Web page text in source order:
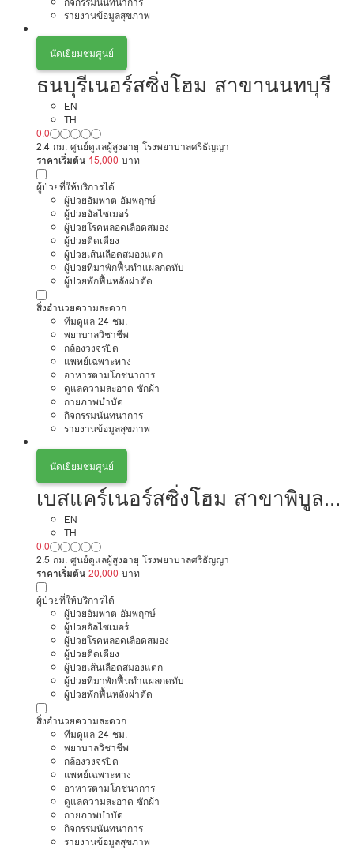
รายงานข้อมูลสุขภาพ
นัดเยี่ยมชมศูนย์
ธนบุรีเนอร์สซิ่งโฮม สาขานนทบุรี
EN
TH
0.0
2.4 กม. ศูนย์ดูแลผู้สูงอายุ โรงพยาบาลศรีธัญญา
ราคาเริ่มต้น 15,000 บาท
ผู้ป่วยที่ให้บริการได้
ผู้ป่วยอัมพาต อัมพฤกษ์
ผู้ป่วยอัลไซเมอร์
ผู้ป่วยโรคหลอดเลือดสมอง
ผู้ป่วยติดเตียง
ผู้ป่วยเส้นเลือดสมองแตก
ผู้ป่วยที่มาพักฟื้นทำแผลกดทับ
ผู้ป่วยพักฟื้นหลังผ่าตัด
สิ่งอำนวยความสะดวก
ทีมดูแล 24 ชม.
พยาบาลวิชาชีพ
กล้องวงจรปิด
แพทย์เฉพาะทาง
อาหารตามโภชนาการ
ดูแลความสะอาด ซักผ้า
กายภาพบำบัด
กิจกรรมนันทนาการ
รายงานข้อมูลสุขภาพ
นัดเยี่ยมชมศูนย์
เบสแคร์เนอร์สซิ่งโฮม สาขาพิบูล
สงคราม
EN
TH
0.0
2.5 กม. ศูนย์ดูแลผู้สูงอายุ โรงพยาบาลศรีธัญญา
ราคาเริ่มต้น 20,000 บาท
ผู้ป่วยที่ให้บริการได้
ผู้ป่วยอัมพาต อัมพฤกษ์
ผู้ป่วยอัลไซเมอร์
ผู้ป่วยโรคหลอดเลือดสมอง
ผู้ป่วยติดเตียง
ผู้ป่วยเส้นเลือดสมองแตก
ผู้ป่วยที่มาพักฟื้นทำแผลกดทับ
ผู้ป่วยพักฟื้นหลังผ่าตัด
สิ่งอำนวยความสะดวก
ทีมดูแล 24 ชม.
พยาบาลวิชาชีพ
กล้องวงจรปิด
แพทย์เฉพาะทาง
อาหารตามโภชนาการ
ดูแลความสะอาด ซักผ้า
กายภาพบำบัด
กิจกรรมนันทนาการ
รายงานข้อมูลสุขภาพ